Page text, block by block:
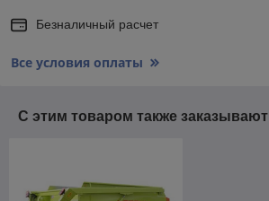
Безналичный расчет
Все условия оплаты
С этим товаром также заказывают